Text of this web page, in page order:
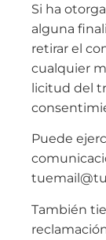
Si ha
alguna
retirar el
cualquier
licitud del
Puede
También